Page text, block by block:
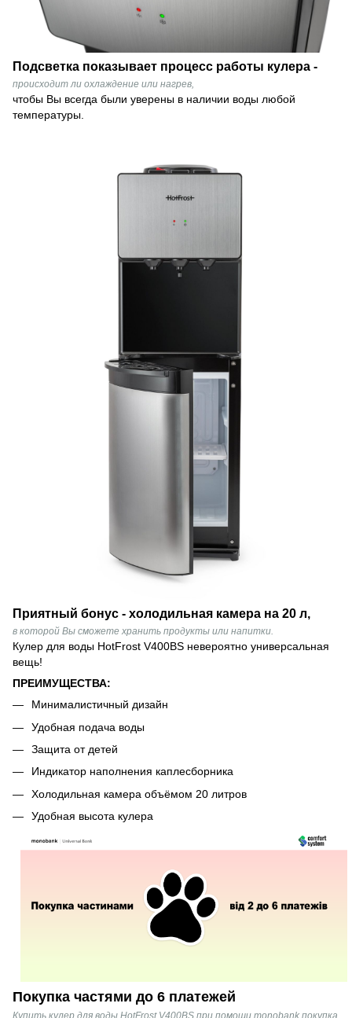
Подсветка показывает процесс работы кулера -
происходит ли охлаждение или нагрев,
чтобы Вы всегда были уверены в наличии воды любой
температуры.
Приятный бонус - холодильная камера на 20 л,
в которой Вы сможете хранить продукты или напитки.
Кулер для воды HotFrost V400BS невероятно универсальная
вещь!
ПРЕИМУЩЕСТВА:
Минималистичный дизайн
Удобная подача воды
Защита от детей
Индикатор наполнения каплесборника
Холодильная камера объёмом 20 литров
Удобная высота кулера
Покупка частями до 6 платежей
Купить кулер для воды HotFrost V400BS при помощи monobank покупка